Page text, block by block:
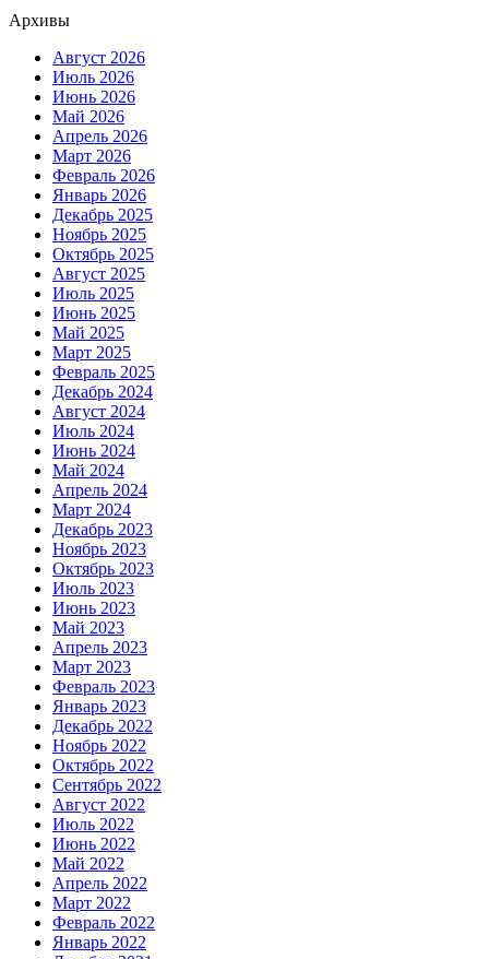
Архивы
Август 2026
Июль 2026
Июнь 2026
Май 2026
Апрель 2026
Март 2026
Февраль 2026
Январь 2026
Декабрь 2025
Ноябрь 2025
Октябрь 2025
Август 2025
Июль 2025
Июнь 2025
Май 2025
Март 2025
Февраль 2025
Декабрь 2024
Август 2024
Июль 2024
Июнь 2024
Май 2024
Апрель 2024
Март 2024
Декабрь 2023
Ноябрь 2023
Октябрь 2023
Июль 2023
Июнь 2023
Май 2023
Апрель 2023
Март 2023
Февраль 2023
Январь 2023
Декабрь 2022
Ноябрь 2022
Октябрь 2022
Сентябрь 2022
Август 2022
Июль 2022
Июнь 2022
Май 2022
Апрель 2022
Март 2022
Февраль 2022
Январь 2022